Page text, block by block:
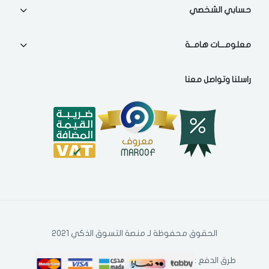
حسابي الشخصي
معلومـــات هامــة
راسلنا وتواصل معنا
الحقوق محفوظة لـ منصة التسوق الذكي 2021
طرق الدفع :